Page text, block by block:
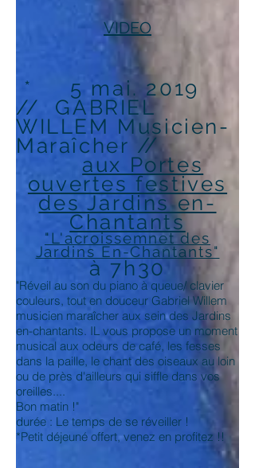
VIDEO
* 5 mai. 2019
// GABRIEL
WILLEM Musicien-
Maraîcher //
aux Portes
ouvertes festives
des Jardins en-
Chantants
"L'acroissemnet des
Jardins En-Chantants"
à 7h30
"Réveil au son du piano à queue/ clavier
couleurs, tout en douceur Gabriel Willem
musicien maraîcher aux sein des Jardins
en-chantants. IL vous propose un moment
musical aux odeurs de café, les fesses
dans la paille, le chant des oiseaux au loin
ou de près d'ailleurs qui siffle dans vos
oreilles....
Bon matin !"
durée : Le temps de se réveiller !
*Petit déjeuné offert, venez en profitez !!